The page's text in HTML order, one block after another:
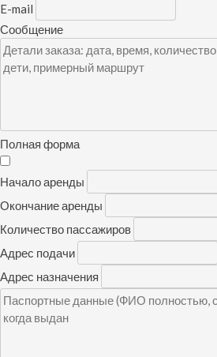
E-mail
Сообщение
Полная форма
Начало аренды
Окончание аренды
Количество пассажиров
Адрес подачи
Адрес назначения